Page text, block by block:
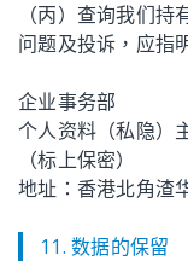
（丙）查询我们
问题及投诉，应指
企业事务部
个人资料（私隐）
（标上保密）
地址：香港北角渣
11. 数据的保留